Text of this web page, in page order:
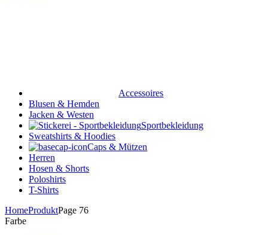
Accessoires
Blusen & Hemden
Jacken & Westen
Sportbekleidung
Sweatshirts & Hoodies
Caps & Mützen
Herren
Hosen & Shorts
Poloshirts
T-Shirts
HomeProduktPage 76
Farbe